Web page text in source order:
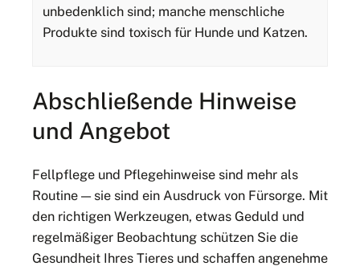
unbedenklich sind; manche menschliche
Produkte sind toxisch für Hunde und Katzen.
Abschließende Hinweise
und Angebot
Fellpflege und Pflegehinweise sind mehr als
Routine — sie sind ein Ausdruck von Fürsorge. Mit
den richtigen Werkzeugen, etwas Geduld und
regelmäßiger Beobachtung schützen Sie die
Gesundheit Ihres Tieres und schaffen angenehme